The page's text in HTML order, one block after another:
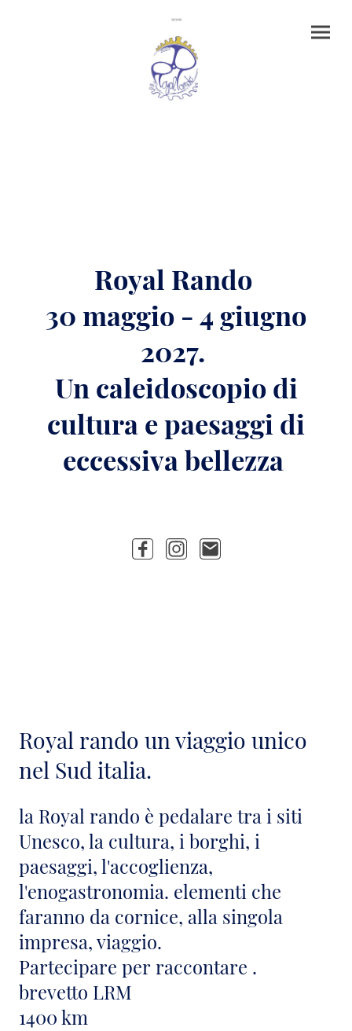
Royal Rando
30 maggio - 4 giugno
2027.
Un caleidoscopio di
cultura e paesaggi di
eccessiva bellezza
Royal rando un viaggio unico
nel Sud italia.
la Royal rando è pedalare tra i siti
Unesco, la cultura, i borghi, i
paesaggi, l'accoglienza,
l'enogastronomia. elementi che
faranno da cornice, alla singola
impresa, viaggio.
Partecipare per raccontare .
brevetto LRM
1400 km